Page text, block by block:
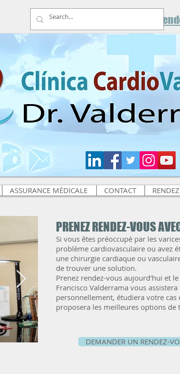
ASSURANCE MÉDICALE CONTACT
PRENEZ RENDEZ-VOUS
Si vous êtes préoccupé par les
problème cardiovasculaire ou avez
une chirurgie cardiaque ou
de trouver une solution.
Prenez rendez-vous aujourd'hui et le
Francisco Valderrama vous assistera
personnellement, étudiera votre cas
proposera les meilleures options de
DEMANDER UN RENDEZ-